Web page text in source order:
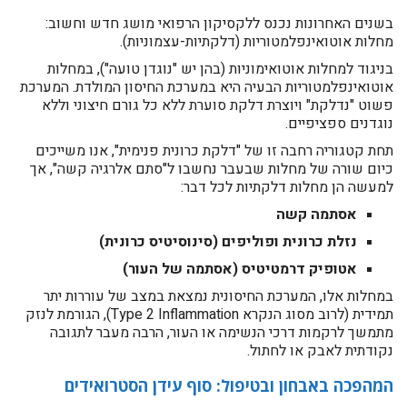
בשנים האחרונות נכנס ללקסיקון הרפואי מושג חדש וחשוב:
מחלות אוטואינפלמטוריות (דלקתיות-עצמוניות).
בניגוד למחלות אוטואימוניות (בהן יש "נוגדן טועה"), במחלות
אוטואינפלמטוריות הבעיה היא במערכת החיסון המולדת. המערכת
פשוט "נדלקת" ויוצרת דלקת סוערת ללא כל גורם חיצוני וללא
נוגדנים ספציפיים.
תחת קטגוריה רחבה זו של "דלקת כרונית פנימית", אנו משייכים
כיום שורה של מחלות שבעבר נחשבו ל"סתם אלרגיה קשה", אך
למעשה הן מחלות דלקתיות לכל דבר:
אסתמה קשה
נזלת כרונית ופוליפים (סינוסיטיס כרונית)
אטופיק דרמטיטיס (אסתמה של העור)
במחלות אלו, המערכת החיסונית נמצאת במצב של עוררות יתר
תמידית (לרוב מסוג הנקרא Type 2 Inflammation), הגורמת לנזק
מתמשך לרקמות דרכי הנשימה או העור, הרבה מעבר לתגובה
נקודתית לאבק או לחתול.
המהפכה באבחון ובטיפול: סוף עידן הסטרואידים